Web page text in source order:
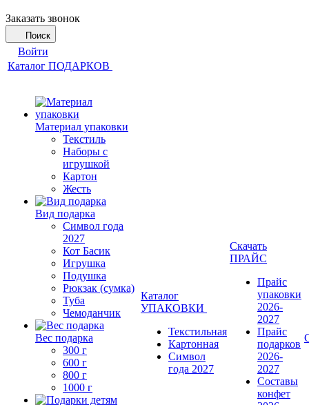
Заказать звонок
Поиск
Войти
Каталог ПОДАРКОВ
Материал упаковки
Текстиль
Наборы с
игрушкой
Картон
Жесть
Вид подарка
Символ года
2027
Кот Басик
Игрушка
Подушка
Рюкзак (сумка)
Туба
Чемоданчик
Вес подарка
300 г
600 г
800 г
1000 г
Каталог
УПАКОВКИ
Текстильная
Картонная
Символ
года 2027
Скачать
ПРАЙС
Прайс
упаковки
2026-
2027
Прайс
подарков
2026-
2027
Составы
конфет